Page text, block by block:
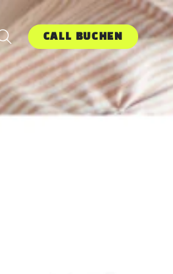
CALL BUCHEN